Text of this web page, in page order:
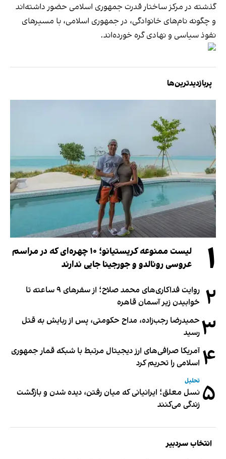
گذشته در مرکز ساختار قدرت جمهوری اسلامی حضور داشته‌اند
و چگونه نام‌های خانوادگی، در جمهوری اسلامی، با مسیرهای
نفوذ سیاسی و نهادی گره خورده‌اند.
پربازدیدترین‌ها
۱
لیست ممنوعه کریستیانو؛ ۱۰ چهره‌ای که در مراسم
عروسی رونالدو و جورجینا جایی ندارند
۲
روایت فداکاری‌های محمد صلاح؛ از سفرهای ۹ ساعته تا
خوابیدن زیر آسمان قاهره
۳ حمیدرضا رجب‌زاده، مداح حکومتی، پس از ربایش به قتل
رسید
۴ آمریکا صرافی‌های ارز دیجیتال مرتبط با شبکه قمار جمهوری
اسلامی را تحریم کرد
۵ تحلیل
نسل معلق؛ ایرانیانی که میان رفتن، دیده شدن و بازگشت
زندگی می‌کنند
انتخاب سردبیر